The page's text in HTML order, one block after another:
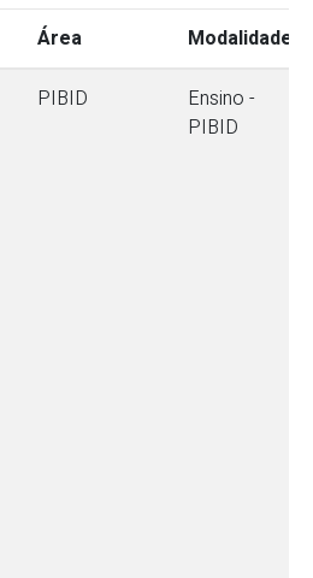
Área Modalidade
PIBID
Ensino -
PIBID